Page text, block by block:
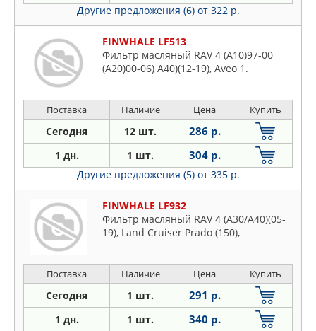
Другие предложения (6) от 322 р.
FINWHALE LF513
Фильтр масляный RAV 4 (A10)97-00
(A20)00-06) A40)(12-19), Aveo 1.
Поставка Наличие Цена Купить
Сегодня 12 шт. 286 р.
1 дн. 1 шт. 304 р.
Другие предложения (5) от 335 р.
FINWHALE LF932
Фильтр масляный RAV 4 (A30/A40)(05-
19), Land Cruiser Prado (150),
Поставка Наличие Цена Купить
Сегодня 1 шт. 291 р.
1 дн. 1 шт. 340 р.